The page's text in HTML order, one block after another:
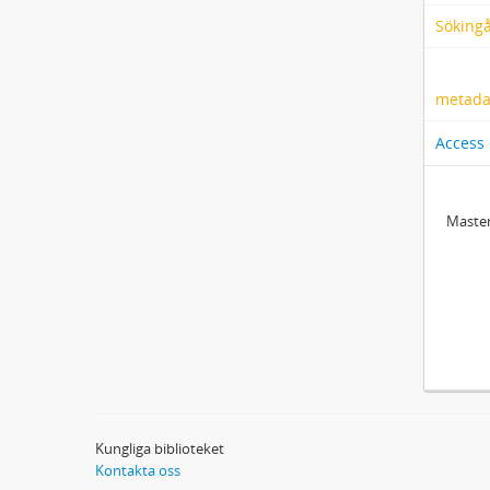
Access
Kungliga biblioteket
Kontakta oss